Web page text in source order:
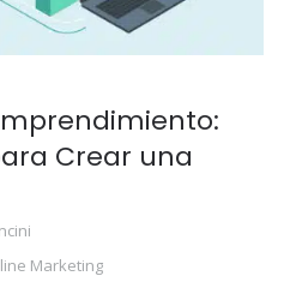
Crear una
Marketing